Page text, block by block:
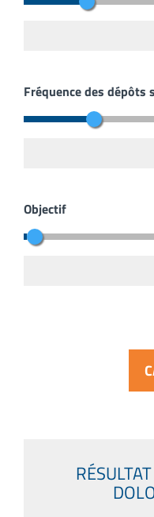
Fréquence des dépôts
Objectif